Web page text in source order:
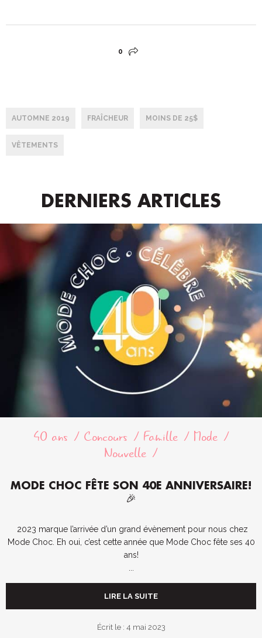
0
AUTOMNE 2019 FRAÎCHEUR MOINS DE 25$
VÊTEMENTS
DERNIERS ARTICLES
40 ans Concours Famille
Mode
Nouvelle
MODE CHOC FÊTE SON 40E ANNIVERSAIRE!
🎉
2023 marque l’arrivée d’un grand évènement pour nous chez
Mode Choc. Eh oui, c’est cette année que Mode Choc fête ses 40
ans!
...
LIRE LA SUITE
Écrit le : 4 mai 2023